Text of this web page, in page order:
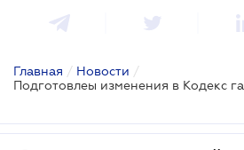
Главная / Новости /